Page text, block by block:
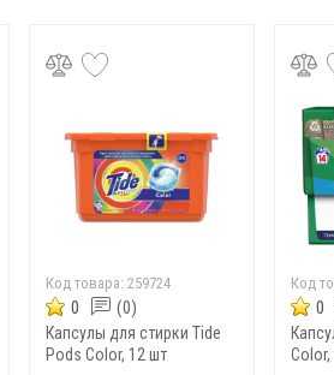
Код товара: 259724
0 (0)
Капсулы для стирки Tide
Pods Color, 12 шт
Код
0